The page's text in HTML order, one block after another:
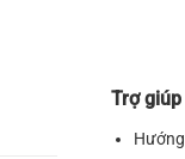
Trợ giúp